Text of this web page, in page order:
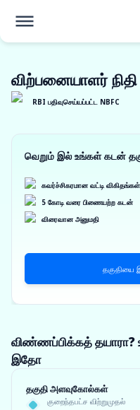
விற்பனையாளர்
RBI பதிவுசெய்யப்பட்ட NBFC
வெறும் இல் உங்கள் கடன்
கவர்ச்சிகரமான வட்டி விகிதங்கள்
5 கோடி வரை பிணையற்ற கடன்
விரைவான அனுமதி
தகுதியை
விண்ணப்பிக்கத்
இதோ
தகுதி அளவுகோல்கள்
குறைந்தபட்ச விற்றுமுதல்